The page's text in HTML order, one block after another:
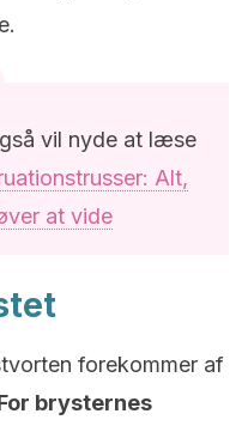
vil nyde at læse
Alt,
at vide
forekommer af
brysternes